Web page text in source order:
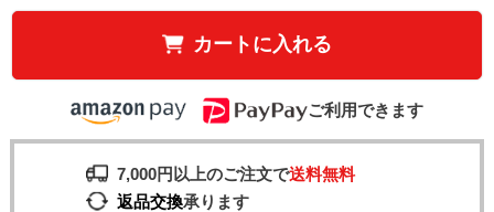
カートに入れる
ご利用できます
7,000円以上のご注文で送料無料
返品交換承ります